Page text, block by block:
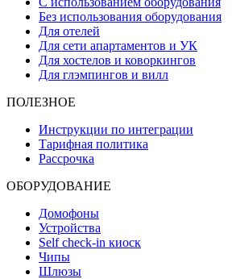
Без использования оборудования
Для отелей
Для сети апартаментов и УК
Для хостелов и коворкингов
Для глэмпингов и вилл
ПОЛЕЗНОЕ
Инструкции по интеграции
Тарифная политика
Рассрочка
ОБОРУДОВАНИЕ
Домофоны
Устройства
Self check-in киоск
Чипы
Шлюзы